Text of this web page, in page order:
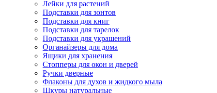
Лейки для растений
Подставки для зонтов
Подставки для книг
Подставки для тарелок
Подставки для украшений
Органайзеры для дома
Ящики для хранения
Стопперы для окон и дверей
Ручки дверные
Флаконы для духов и жидкого мыла
Шкуры натуральные